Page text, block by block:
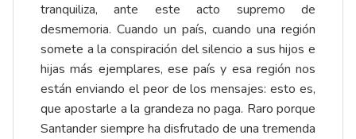
tranquiliza, ante este acto supremo de
desmemoria. Cuando un país, cuando una región
somete a la conspiración del silencio a sus hijos e
hijas más ejemplares, ese país y esa región nos
están enviando el peor de los mensajes: esto es,
que apostarle a la grandeza no paga. Raro porque
Santander siempre ha disfrutado de una tremenda